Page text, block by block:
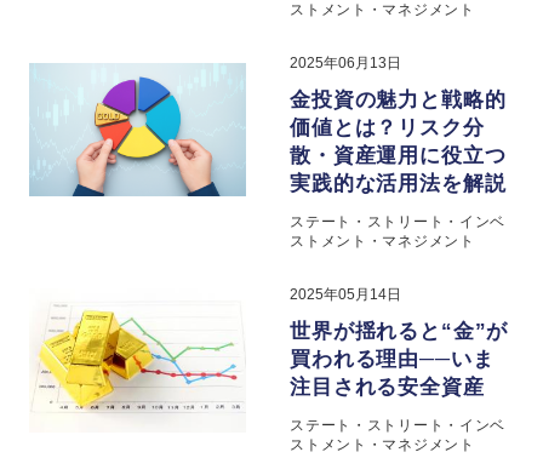
ストメント・マネジメント
2025年06月13日
金投資の魅力と戦略的
価値とは？リスク分
散・資産運用に役立つ
実践的な活用法を解説
ステート・ストリート・インベ
ストメント・マネジメント
2025年05月14日
世界が揺れると“金”が
買われる理由──いま
注目される安全資産
ステート・ストリート・インベ
ストメント・マネジメント